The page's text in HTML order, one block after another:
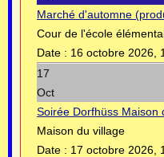
Marché d'automne
Cour de l'école
Date : 16 octobre 2026,
17
Oct
Soirée Dorfhüss Maison
Maison du village
Date : 17 octobre 2026,